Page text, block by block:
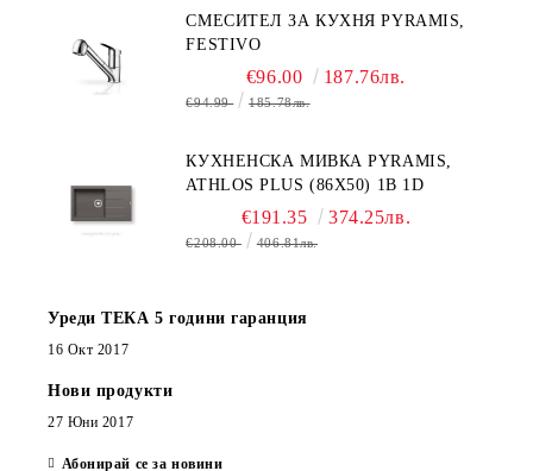
СМЕСИТЕЛ ЗА КУХНЯ PYRAMIS,
FESTIVO
€96.00 187.76лв.
€94.99 185.78лв.
КУХНЕНСКА МИВКА PYRAMIS,
ATHLOS PLUS (86X50) 1B 1D
€191.35 374.25лв.
€208.00 406.81лв.
Уреди ТЕКА 5 години гаранция
16 Окт 2017
Нови продукти
27 Юни 2017
Абонирай се за новини